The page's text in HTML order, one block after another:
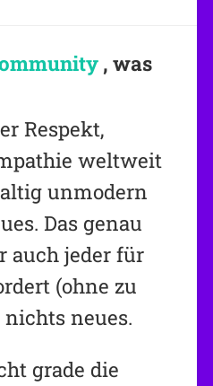
, was
Respekt,
weltweit
unmodern
Das genau
auch jeder für
(ohne zu
neues.
grade die